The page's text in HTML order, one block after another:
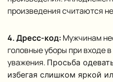
произведения считаются
4. Дресс-код: Мужчинам
головные уборы при входе
уважения. Просьба
избегая слишком яркой